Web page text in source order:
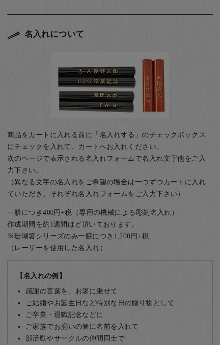
名入れについて
商品をカートに入れる前に「名入れする」のチェックボックス
にチェックを入れて、カートへお入れください。
次のページで表示される名入れフォームで名入れ文字他をご入
力下さい。
（異なる文字の名入れをご希望の場合は一つずつカートに入れ
ていただき、それぞれ名入れフォームをご入力下さい）
一膳につき400円+税（専用の機械による彫刻名入れ）
作成期間を約1週間ほど頂いております。
※珊瑚箸シリーズのみ一膳につき1,200円+税
（レーザーを使用した名入れ）
【名入れの例】
感謝の言葉を、お箸に乗せて
ご結婚やお誕生日など特別な日の贈り物として
ご卒業・退職記念などに
ご家族でお揃いの箸に名前を入れて
部活動やサークルの仲間同士で